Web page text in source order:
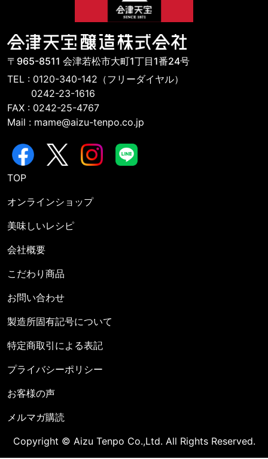
〒965-8511 会津若松市大町1丁目1番24号
TEL : 0120-340-142（フリーダイヤル）
0242-23-1616
FAX : 0242-25-4767
Mail : mame@aizu-tenpo.co.jp
TOP
オンラインショップ
美味しいレシピ
会社概要
こだわり商品
お問い合わせ
製造所固有記号について
特定商取引による表記
プライバシーポリシー
お客様の声
メルマガ購読
Copyright © Aizu Tenpo Co.,Ltd. All Rights Reserved.